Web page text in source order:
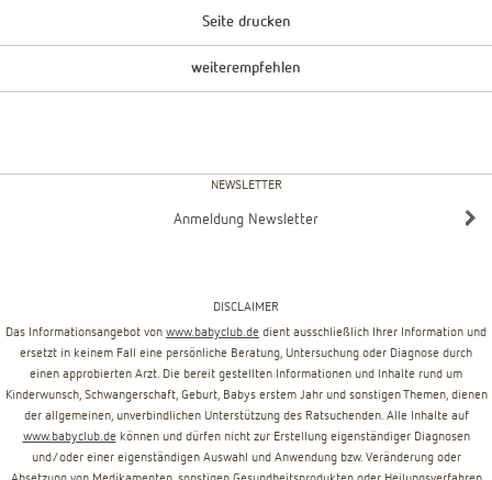
Seite drucken
weiterempfehlen
NEWSLETTER
Anmeldung Newsletter
DISCLAIMER
Das Informationsangebot von www.babyclub.de dient ausschließlich Ihrer Information und
ersetzt in keinem Fall eine persönliche Beratung, Untersuchung oder Diagnose durch
einen approbierten Arzt. Die bereit gestellten Informationen und Inhalte rund um
Kinderwunsch, Schwangerschaft, Geburt, Babys erstem Jahr und sonstigen Themen, dienen
der allgemeinen, unverbindlichen Unterstützung des Ratsuchenden. Alle Inhalte auf
www.babyclub.de können und dürfen nicht zur Erstellung eigenständiger Diagnosen
und/oder einer eigenständigen Auswahl und Anwendung bzw. Veränderung oder